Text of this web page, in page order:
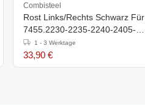
Combisteel
Rost Links/Rechts Schwarz Für
7455.2230-2235-2240-2405-
2415-2417
1 - 3 Werktage
33,90 €